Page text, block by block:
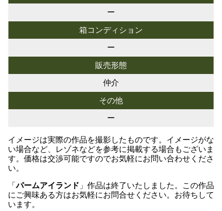
ー
箱コンディション
ー
販売形態
仲介
その他
ー
イメージは実際の作品を撮影したものです。イメージがな
い場合など、レゾネなどを参考に掲載する場合もございま
す。価格は交渉可能ですのでお気軽にお問い合わせくださ
い。
「パームアイランド 」作品は終了いたしました。この作品
にご興味ある方はお気軽にお問合せください。お待ちして
います。